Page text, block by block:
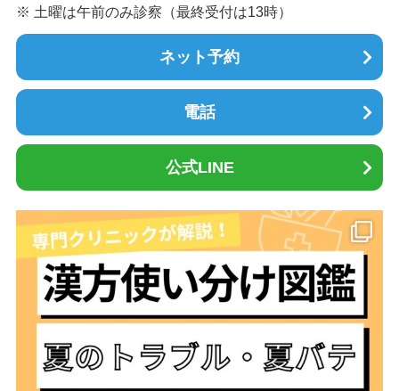
※ 土曜は午前のみ診察（最終受付は13時）
ネット予約
電話
公式LINE